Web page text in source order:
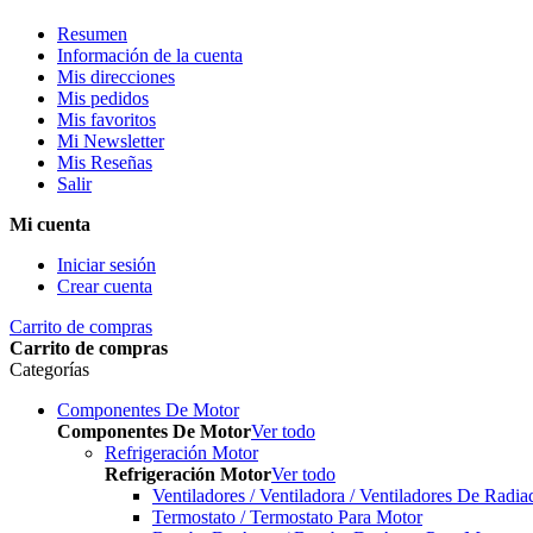
Resumen
Información de la cuenta
Mis direcciones
Mis pedidos
Mis favoritos
Mi Newsletter
Mis Reseñas
Salir
Mi cuenta
Iniciar sesión
Crear cuenta
Carrito de compras
Carrito de compras
Categorías
Componentes De Motor
Componentes De MotorVer todo
Refrigeración Motor
Refrigeración MotorVer todo
Ventiladores / Ventiladora / Ventiladores De
Termostato / Termostato Para Motor